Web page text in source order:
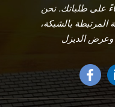
على طلباتك. نحن
المرتبطة بالشبكة،